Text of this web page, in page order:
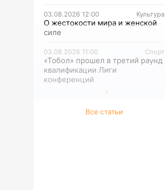
03.08.2026 12:00 Культура
О жестокости мира и женской
силе
03.08.2026 11:00 Спорт
«Тобол» прошел в третий раунд
квалификации Лиги
конференций
Все статьи